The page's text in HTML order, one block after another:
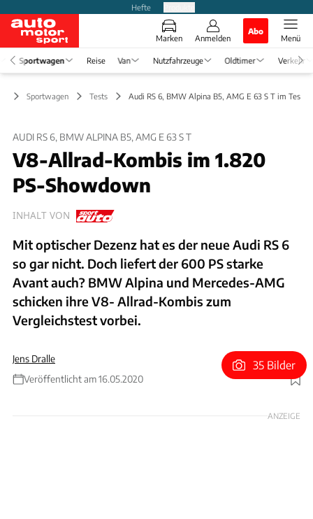
Hefte
Marken Anmelden
Abo
Menü
Sportwagen Reise Van Nutzfahrzeuge Oldtimer Verkehr
Sportwagen Tests Audi RS 6, BMW Alpina B5, AMG E 63 S T im Test
AUDI RS 6, BMW ALPINA B5, AMG E 63 S T
V8-Allrad-Kombis im 1.820
PS-Showdown
INHALT VON
Mit optischer Dezenz hat es der neue Audi RS 6
so gar nicht. Doch liefert der 600 PS starke
Avant auch? BMW Alpina und Mercedes-AMG
schicken ihre V8- Allrad-Kombis zum
Vergleichstest vorbei.
Jens Dralle
Veröffentlicht am 16.05.2020
Foto: Achim Hartmann
35 Bilder
ANZEIGE